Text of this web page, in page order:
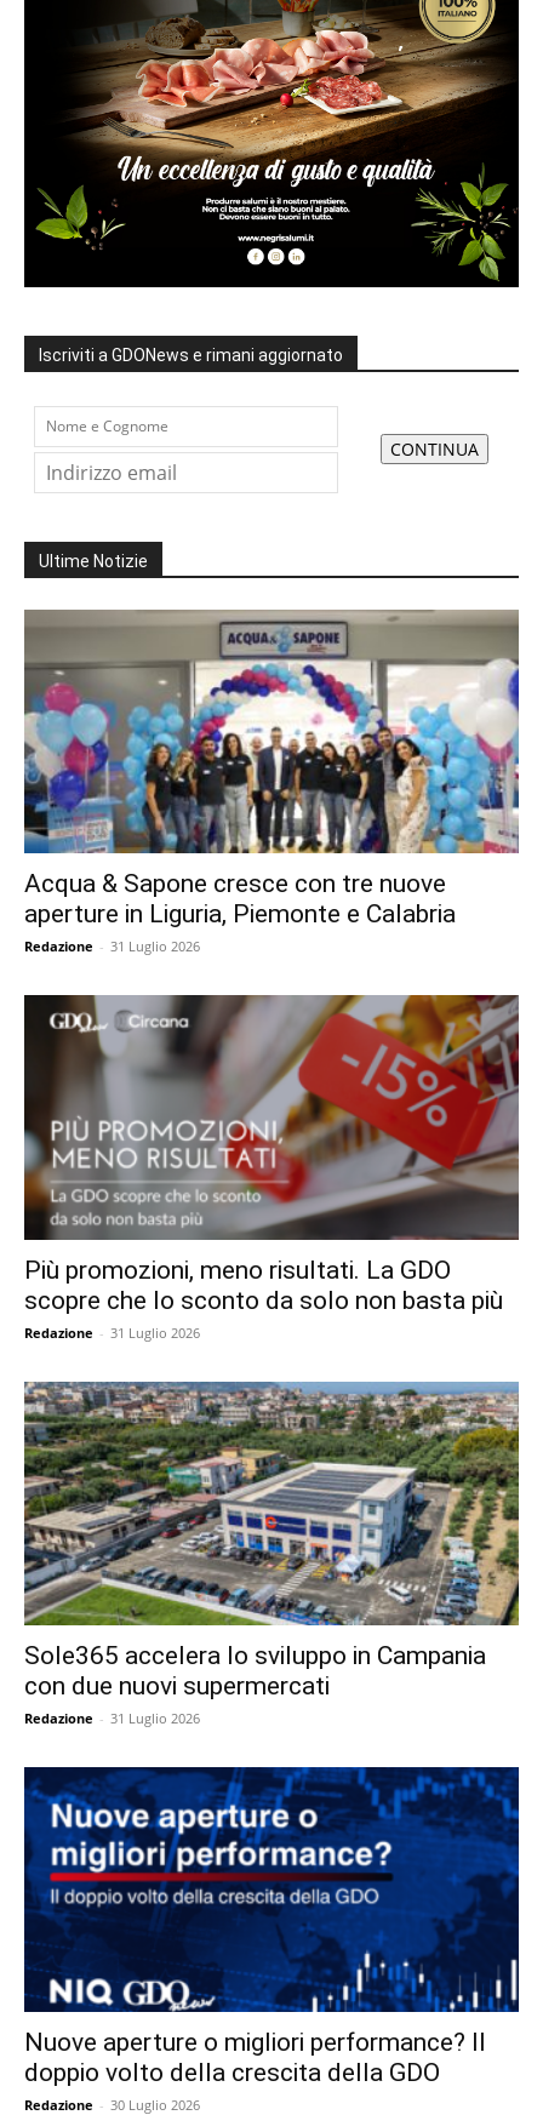
Iscriviti a GDONews e rimani aggiornato
Ultime Notizie
Acqua & Sapone cresce con tre nuove
aperture in Liguria, Piemonte e Calabria
Redazione - 31 Luglio 2026
Più promozioni, meno risultati. La GDO
scopre che lo sconto da solo non basta più
Redazione - 31 Luglio 2026
Sole365 accelera lo sviluppo in Campania
con due nuovi supermercati
Redazione - 31 Luglio 2026
Nuove aperture o migliori performance? Il
doppio volto della crescita della GDO
Redazione - 30 Luglio 2026